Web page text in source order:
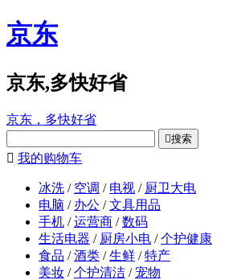
京东
京东,多快好省
京东，多快好省
搜索
 我的购物车
冰洗 / 空调 / 电视 / 厨卫大电
电脑 / 办公 / 文具用品
手机 / 运营商 / 数码
生活电器 / 厨房小电 / 个护健康
食品 / 酒类 / 生鲜 / 特产
美妆 / 个护清洁 / 宠物